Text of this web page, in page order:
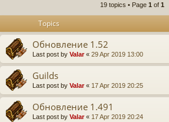
19 topics • Page 1 of 1
Topics
Обновление 1.52
Last post by Valar« 29 Apr 2019 13:00
Guilds
Last post by Valar« 17 Apr 2019 20:25
Обновление 1.491
Last post by Valar« 17 Apr 2019 20:24